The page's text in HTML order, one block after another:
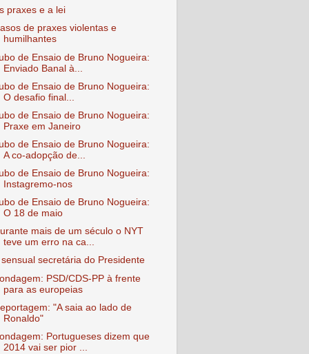
praxes e a lei
de praxes violentas e
humilhantes
de Ensaio de Bruno Nogueira:
Enviado Banal à...
de Ensaio de Bruno Nogueira:
O desafio final...
de Ensaio de Bruno Nogueira:
Praxe em Janeiro
de Ensaio de Bruno Nogueira:
A co-adopção de...
de Ensaio de Bruno Nogueira:
Instagremo-nos
de Ensaio de Bruno Nogueira:
O 18 de maio
mais de um século o NYT
teve um erro na ca...
sensual secretária do Presidente
PSD/CDS-PP à frente
para as europeias
"A saia ao lado de
Ronaldo"
Portugueses dizem que
2014 vai ser pior ...